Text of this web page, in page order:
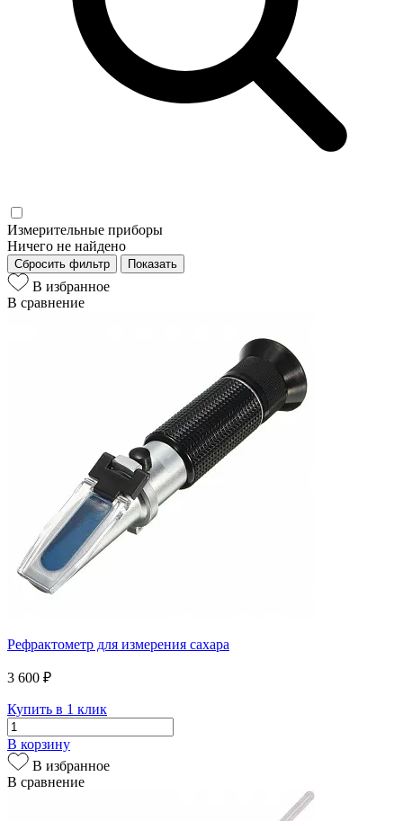
Измерительные приборы
Ничего не найдено
Сбросить фильтр Показать
В избранное
В сравнение
Рефрактометр для измерения сахара
3 600 ₽
Купить в 1 клик
В корзину
В избранное
В сравнение